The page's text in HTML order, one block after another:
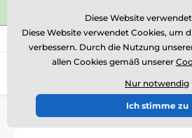
⭐Siehe 504 verifizierte
Rufen Sie uns an (Mo-Fr 15-18)
0
Einführung Glastrophäen
Diese Website
Diese Website verwendet Cookies, um
verbessern. Durch die Nutzung
allen Cookies gemäß unserer
Nur notwendig
Ich stimme zu